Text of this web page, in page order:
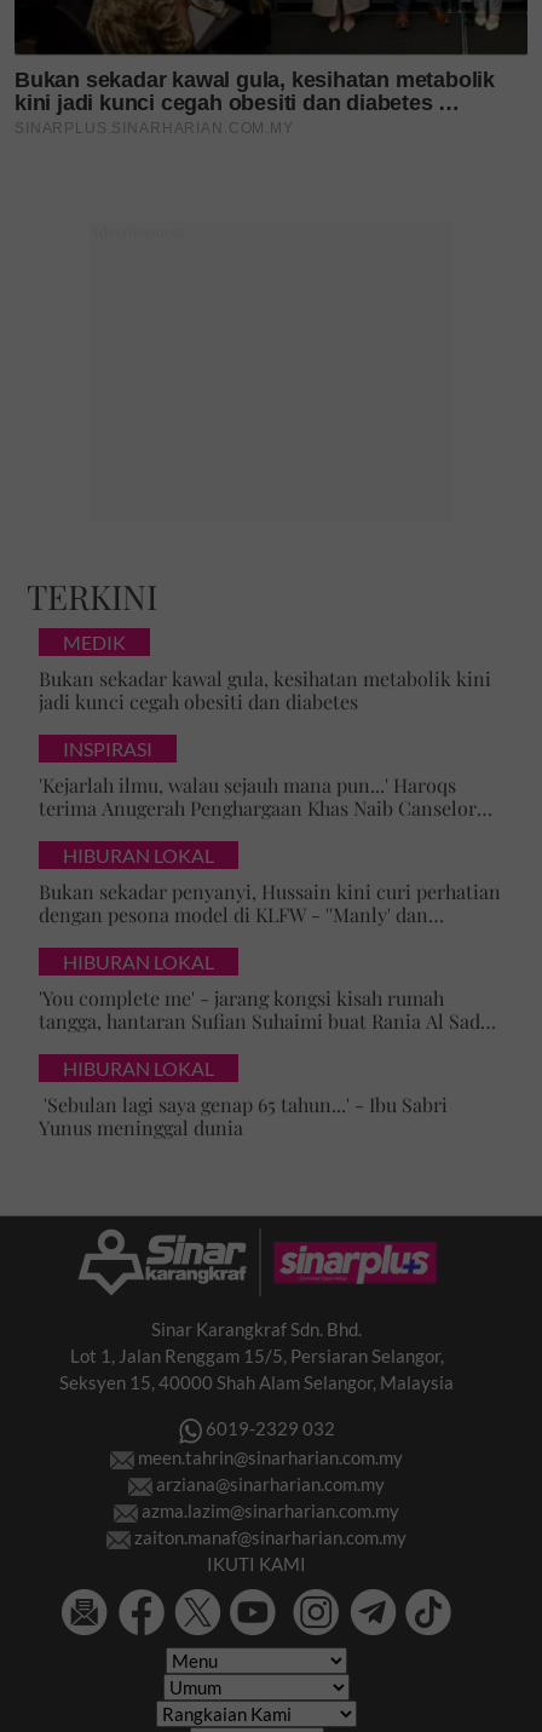
'Untuk yakinkan keluarga,
saya ambil masa' - Sifat...
TERKINI
MEDIK
Bukan sekadar kawal gula, kesihatan metabolik kini
jadi kunci cegah obesiti dan diabetes
INSPIRASI
'Kejarlah ilmu, walau sejauh mana pun...' Haroqs
terima Anugerah Penghargaan Khas Naib Canselor
HIBURAN LOKAL
Bukan sekadar penyanyi, Hussain kini curi perhatian
dengan pesona model di KLFW - ''Manly' dan
HIBURAN LOKAL
'You complete me' - jarang kongsi kisah rumah
tangga, hantaran Sufian Suhaimi buat Rania Al Sadat
HIBURAN LOKAL
'Sebulan lagi saya genap 65 tahun...' - Ibu Sabri
Yunus meninggal dunia
Sinar Karangkraf Sdn. Bhd.
Lot 1, Jalan Renggam 15/5, Persiaran Selangor,
Seksyen 15, 40000 Shah Alam Selangor, Malaysia
6019-2329 032
meen.tahrin@sinarharian.com.my
arziana@sinarharian.com.my
azma.lazim@sinarharian.com.my
zaiton.manaf@sinarharian.com.my
IKUTI KAMI